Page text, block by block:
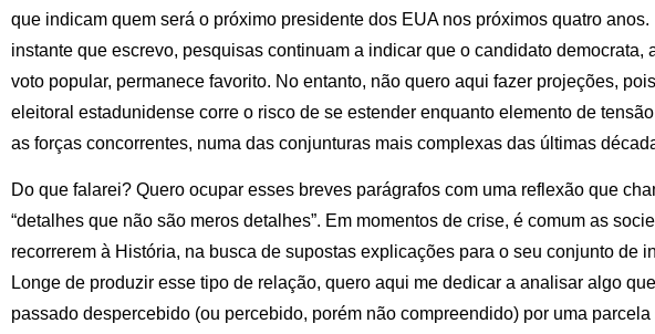
que indicam quem será o próximo presidente dos EUA nos próximos quatro
instante que escrevo, pesquisas continuam a indicar que o candidato democrata,
voto popular, permanece favorito. No entanto, não quero aqui fazer projeções,
eleitoral estadunidense corre o risco de se estender enquanto elemento de
as forças concorrentes, numa das conjunturas mais complexas das últimas
Do que falarei? Quero ocupar esses breves parágrafos com uma reflexão que
“detalhes que não são meros detalhes”. Em momentos de crise, é comum as
recorrerem à História, na busca de supostas explicações para o seu conjunto de
Longe de produzir esse tipo de relação, quero aqui me dedicar a analisar algo
passado despercebido (ou percebido, porém não compreendido) por uma